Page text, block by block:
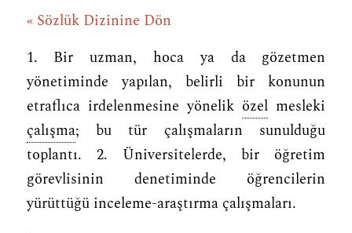
« Sözlük Dizinine Dön
1. Bir uzman, hoca ya da gözetmen
yönetiminde yapılan, belirli bir konunun
etraflıca irdelenmesine yönelik özel mesleki
çalışma; bu tür çalışmaların sunulduğu
toplantı. 2. Üniversitelerde, bir öğretim
görevlisinin denetiminde öğrencilerin
yürüttüğü inceleme-araştırma çalışmaları.